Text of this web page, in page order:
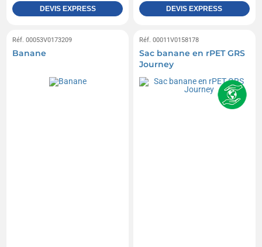
DEVIS EXPRESS DEVIS EXPRESS
Réf. 00053V0173209
Banane
Réf. 00011V0158178
Sac banane en rPET GRS
Journey